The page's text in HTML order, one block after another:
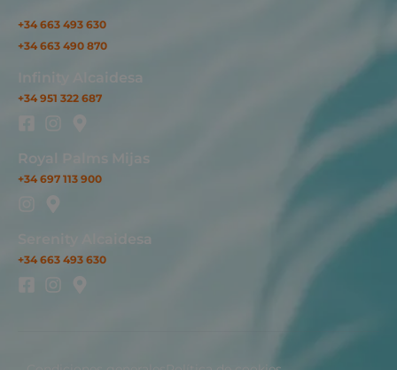
+34 663 493 630
+34 663 490 870
Infinity Alcaidesa
+34 951 322 687
Royal Palms Mijas
+34 697 113 900
Serenity Alcaidesa
+34 663 493 630